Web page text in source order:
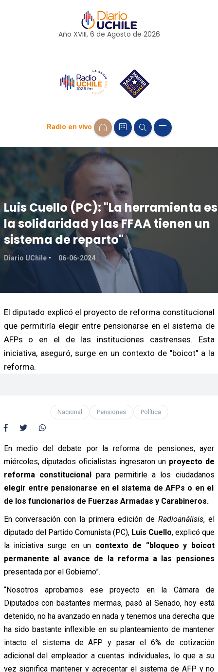
Año XVIII, 6 de Agosto de 2026
Radio en vivo
Luis Cuello (PC): "La herramienta es
la solidaridad y las FFAA tienen un
sistema de reparto"
Diario UChile 06-06-2024
El diputado explicó el proyecto de reforma constitucional
que permitiría elegir entre pensionarse en el sistema de
AFPs o en el de las instituciones castrenses. Esta
iniciativa, aseguró, surge en un contexto de "boicot" a la
reforma.
Nacional Pensiones Política
En medio del debate por la reforma de pensiones, ayer
miércoles, diputados oficialistas ingresaron unproyecto de
reforma constitucionalpara permitirle a los ciudadanos
elegir entre pensionarse en el sistema de AFPs o en el
de los funcionarios de Fuerzas Armadas y Carabineros.
En conversación con la primera edición de Radioanálisis, el
diputado del Partido Comunista (PC),Luis Cuello, explicó que
la iniciativa surge en un contexto de “bloqueo y boicot
permanente al avance de la reforma a las pensiones
presentada por el Gobierno”.
“Nosotros aprobamos ese proyecto en la Cámara de
Diputados con bastantes mermas, pasó al Senado, hoy está
detenido, no ha avanzado en nada y tenemos una derecha que
ha sido bastante inflexible en su planteamiento de mantener
intacto el sistema de AFP y pasar el 6% de cotización
adicional del empleador a cuentas individuales, lo que a su
vez significa mantener y acrecentar el sistema de AFP y no